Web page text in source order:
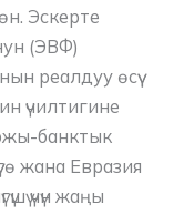
Эскерте
(ЭВФ)
реалдуу өсүү
үчилтигине
банктык
жана Евразия
үчүн жаңы